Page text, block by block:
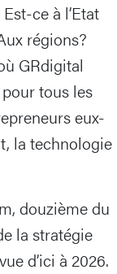
ce à l’Etat
régions?
GRdigital
tous les
eux-
la technologie
douzième du
la stratégie
d’ici à 2026.